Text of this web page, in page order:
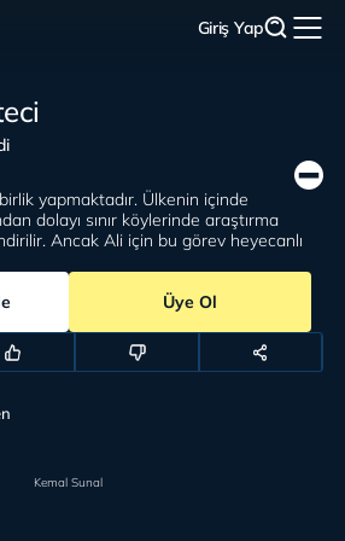
Giriş Yap
yapmaktadır. Ülkenin içinde
dolayı sınır köylerinde araştırma
Ancak Ali için bu görev heyecanlı
Üye Ol
Kemal Sunal